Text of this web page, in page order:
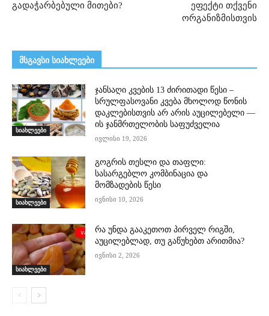
გადაჭარბებული მითები?
ეფექტი თქვენი
ორგანიზმისთვის
მსგავსი სიახლეები
სიახლეები
ჯანსაღი კვების 13 ძირითადი წესი –
სრულფასოვანი კვება მხოლოდ წონის
დაკლებისთვის არ არის აუცილებელი —
ის ჯანმრთელობის საფუძველია
ივლისი 19, 2026
სიახლეები
გოგრის თესლი და თაფლი:
სასარგებლო კომბინაცია და
მომზადების წესი
ივნისი 10, 2026
სიახლეები
რა უნდა გააკეთოთ პირველ რიგში,
აუცილებლად, თუ გაწუხებთ არითმია?
ივნისი 2, 2026